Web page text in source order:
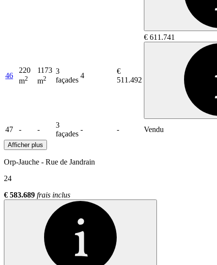
46
220
m2
1173
m2
3
façades
4
€
511.492
€ 611.741
47 - -
3
façades
- - Vendu
Afficher plus
Orp-Jauche - Rue de Jandrain
24
€ 583.689 frais inclus